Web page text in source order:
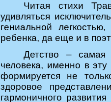
Читая стихи
удивляться
гениальной
ребенка, да еще и в
Детство –
человека, именно в
формируется не
здоровое
гармоничного